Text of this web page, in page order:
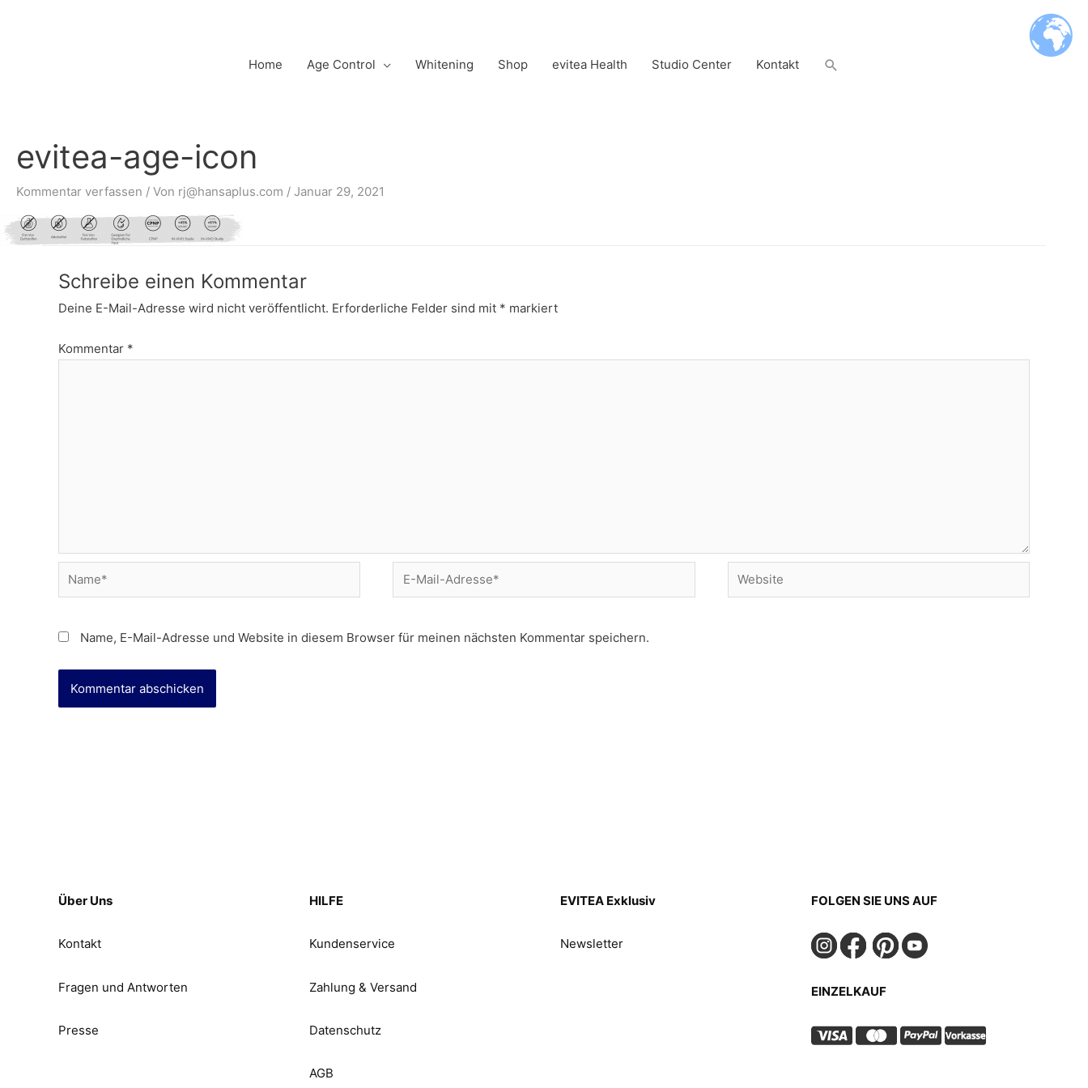
Home Age Control Whitening Shop evitea Health Studio Center Kontakt Suchen
evitea-age-icon
Kommentar verfassen / Von rj@hansaplus.com / Januar 29, 2021
Schreibe einen Kommentar
Deine E-Mail-Adresse wird nicht veröffentlicht. Erforderliche Felder sind mit * markiert
Kommentar *
Name*
E-
Mail-
Website
Name, E-Mail-Adresse und Website in diesem Browser für meinen nächsten Kommentar speichern.
Über Uns
Kontakt
Fragen und Antworten
Presse
HILFE
Kundenservice
Zahlung & Versand
Datenschutz
AGB
EVITEA Exklusiv
Newsletter
FOLGEN SIE UNS AUF
EINZELKAUF